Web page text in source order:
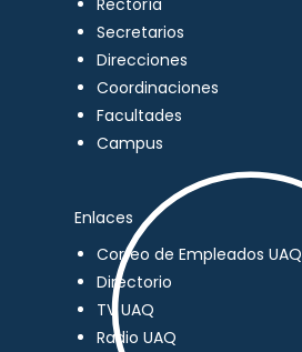
Rectoría
Secretarios
Direcciones
Coordinaciones
Facultades
Campus
Enlaces
Correo de Empleados UAQ
Directorio
TV UAQ
Radio UAQ